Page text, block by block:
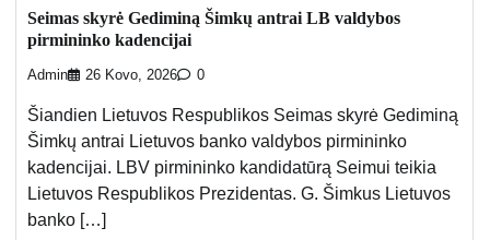
Seimas skyrė Gediminą Šimkų antrai LB valdybos
pirmininko kadencijai
Admin 26 Kovo, 2026 0
Šiandien Lietuvos Respublikos Seimas skyrė Gediminą
Šimkų antrai Lietuvos banko valdybos pirmininko
kadencijai. LBV pirmininko kandidatūrą Seimui teikia
Lietuvos Respublikos Prezidentas. G. Šimkus Lietuvos
banko […]